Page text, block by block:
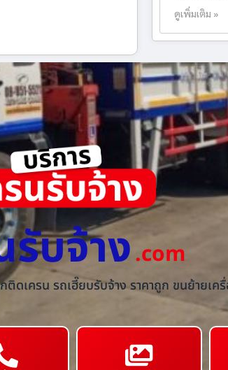
ดูเพิ่มเติม »
รับจ้าง.com
ติดเครน รถเฮี๊ยบรับจ้าง ราคาถูก ขนย้ายเ